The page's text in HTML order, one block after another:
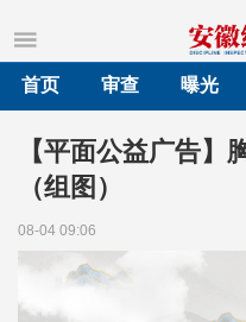
首页
审查 曝光
【平面公益广告】
（组图）
08-04 09:06